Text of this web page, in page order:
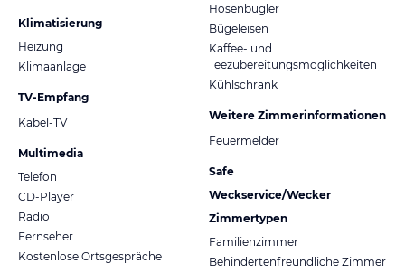
Klimatisierung
Heizung
Klimaanlage
TV-Empfang
Kabel-TV
Multimedia
Telefon
CD-Player
Radio
Fernseher
Kostenlose Ortsgespräche
Hosenbügler
Bügeleisen
Kaffee- und
Teezubereitungsmöglichkeiten
Kühlschrank
Weitere Zimmerinformationen
Feuermelder
Safe
Weckservice/Wecker
Zimmertypen
Familienzimmer
Behindertenfreundliche Zimmer